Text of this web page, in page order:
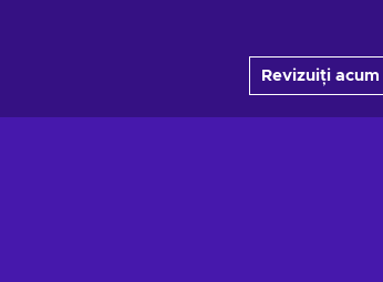
Revizuiți acum